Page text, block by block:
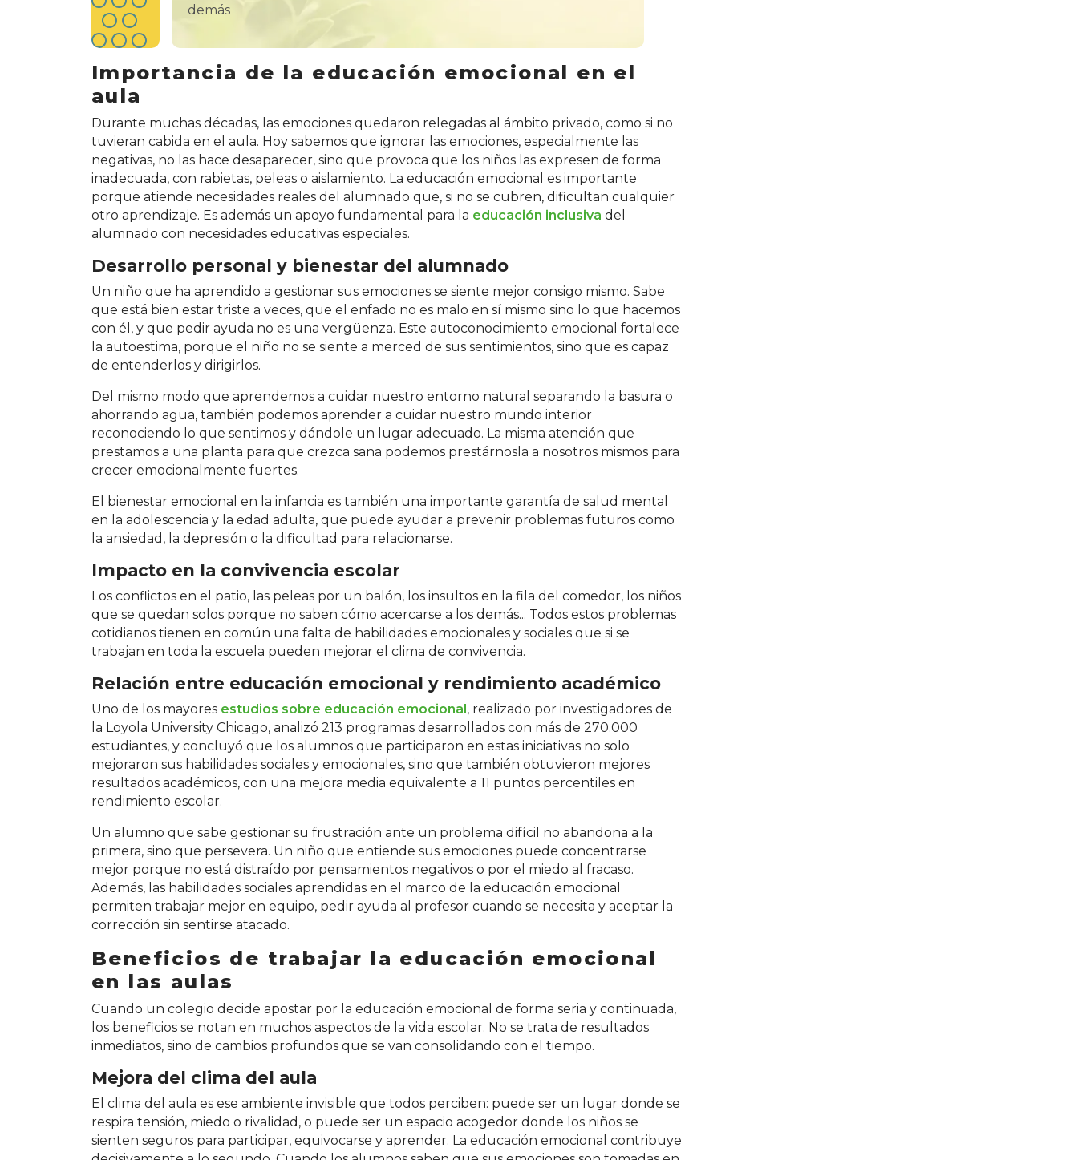
demás
Importancia de la educación emocional en el
aula
Durante muchas décadas, las emociones quedaron relegadas al ámbito privado, como si no
tuvieran cabida en el aula. Hoy sabemos que ignorar las emociones, especialmente las
negativas, no las hace desaparecer, sino que provoca que los niños las expresen de forma
inadecuada, con rabietas, peleas o aislamiento. La educación emocional es importante
porque atiende necesidades reales del alumnado que, si no se cubren, dificultan cualquier
otro aprendizaje. Es además un apoyo fundamental para la educación inclusiva del
alumnado con necesidades educativas especiales.
Desarrollo personal y bienestar del alumnado
Un niño que ha aprendido a gestionar sus emociones se siente mejor consigo mismo. Sabe
que está bien estar triste a veces, que el enfado no es malo en sí mismo sino lo que hacemos
con él, y que pedir ayuda no es una vergüenza. Este autoconocimiento emocional fortalece
la autoestima, porque el niño no se siente a merced de sus sentimientos, sino que es capaz
de entenderlos y dirigirlos.
Del mismo modo que aprendemos a cuidar nuestro entorno natural separando la basura o
ahorrando agua, también podemos aprender a cuidar nuestro mundo interior
reconociendo lo que sentimos y dándole un lugar adecuado. La misma atención que
prestamos a una planta para que crezca sana podemos prestárnosla a nosotros mismos para
crecer emocionalmente fuertes.
El bienestar emocional en la infancia es también una importante garantía de salud mental
en la adolescencia y la edad adulta, que puede ayudar a prevenir problemas futuros como
la ansiedad, la depresión o la dificultad para relacionarse.
Impacto en la convivencia escolar
Los conflictos en el patio, las peleas por un balón, los insultos en la fila del comedor, los niños
que se quedan solos porque no saben cómo acercarse a los demás... Todos estos problemas
cotidianos tienen en común una falta de habilidades emocionales y sociales que si se
trabajan en toda la escuela pueden mejorar el clima de convivencia.
Relación entre educación emocional y rendimiento académico
Uno de los mayores estudios sobre educación emocional, realizado por investigadores de
la Loyola University Chicago, analizó 213 programas desarrollados con más de 270.000
estudiantes, y concluyó que los alumnos que participaron en estas iniciativas no solo
mejoraron sus habilidades sociales y emocionales, sino que también obtuvieron mejores
resultados académicos, con una mejora media equivalente a 11 puntos percentiles en
rendimiento escolar.
Un alumno que sabe gestionar su frustración ante un problema difícil no abandona a la
primera, sino que persevera. Un niño que entiende sus emociones puede concentrarse
mejor porque no está distraído por pensamientos negativos o por el miedo al fracaso.
Además, las habilidades sociales aprendidas en el marco de la educación emocional
permiten trabajar mejor en equipo, pedir ayuda al profesor cuando se necesita y aceptar la
corrección sin sentirse atacado.
Beneficios de trabajar la educación emocional
en las aulas
Cuando un colegio decide apostar por la educación emocional de forma seria y continuada,
los beneficios se notan en muchos aspectos de la vida escolar. No se trata de resultados
inmediatos, sino de cambios profundos que se van consolidando con el tiempo.
Mejora del clima del aula
El clima del aula es ese ambiente invisible que todos perciben: puede ser un lugar donde se
respira tensión, miedo o rivalidad, o puede ser un espacio acogedor donde los niños se
sienten seguros para participar, equivocarse y aprender. La educación emocional contribuye